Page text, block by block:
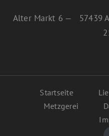
Alter Markt 6 — 57439
Startseite
Metzgerei